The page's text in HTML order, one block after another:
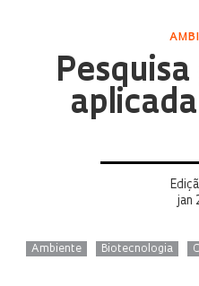
jan
Ambiente Biotecnologia